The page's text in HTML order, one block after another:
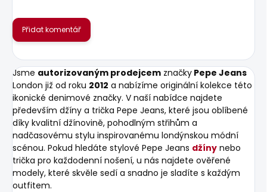
Přidat komentář
Jsme autorizovaným prodejcem značky Pepe Jeans
London již od roku 2012 a nabízíme originální kolekce této
ikonické denimové značky. V naší nabídce najdete
především džíny a trička Pepe Jeans, které jsou oblíbené
díky kvalitní džínovině, pohodlným střihům a
nadčasovému stylu inspirovanému londýnskou módní
scénou. Pokud hledáte stylové Pepe Jeans džíny nebo
trička pro každodenní nošení, u nás najdete ověřené
modely, které skvěle sedí a snadno je sladíte s každým
outfitem.